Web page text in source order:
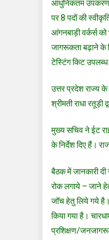
आधुनिकतम उपकरण
पर 8 पदों की
आंगनबाड़ी वर्कर्स
जागरूकता बढ़ाने के
टेस्टिंग किट उपलब्ध
उत्तर प्रदेश राज्य के
श्रीमती राधा रतूड़ी
मुख्य सचिव ने ईट
के निर्देश दिए हैं।
बैठक में जानकारी दी
रोक लगाये – जाने
जॉच हेतु लिये गये है।
किया गया है।
प्रशिक्षण/